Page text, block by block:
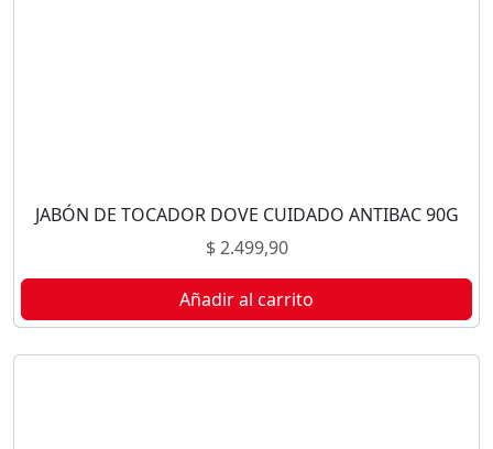
JABÓN DE TOCADOR DOVE CUIDADO ANTIBAC 90G
$2.499,90
Añadir al carrito